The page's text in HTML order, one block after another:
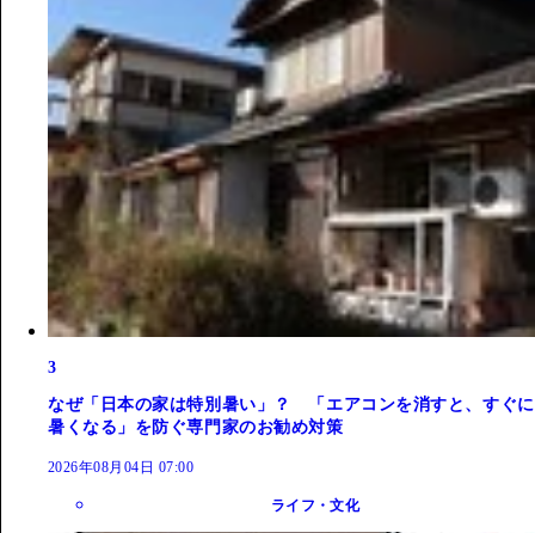
3
なぜ「日本の家は特別暑い」？ 「エアコンを消すと、すぐに
暑くなる」を防ぐ専門家のお勧め対策
2026年08月04日 07:00
ライフ・文化